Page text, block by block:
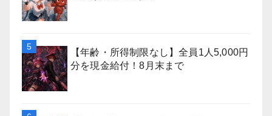
【年齢・所得制限なし】全員1人5,000円
分を現金給付！8月末まで